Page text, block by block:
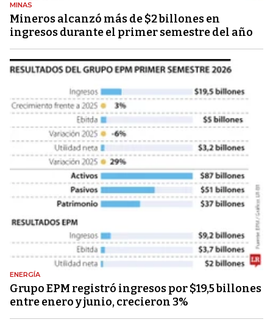
MINAS
Mineros alcanzó más de $2 billones en
ingresos durante el primer semestre del año
ENERGÍA
Grupo EPM registró ingresos por $19,5 billones
entre enero y junio, crecieron 3%